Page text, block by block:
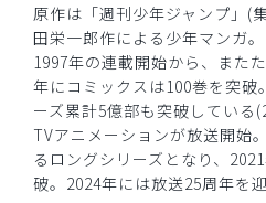
ご購入者様
購入確認済み
年齢: 40代 身長:156-160cm
原作は「週刊少年ジャンプ」(
田栄一郎作による少年マンガ。
1997年の連載開始から、また
年にコミックスは100巻を突破
ーズ累計5億部も突破している
TVアニメーションが放送開始
るロングシリーズとなり、
破。2024年には放送25周年を迎